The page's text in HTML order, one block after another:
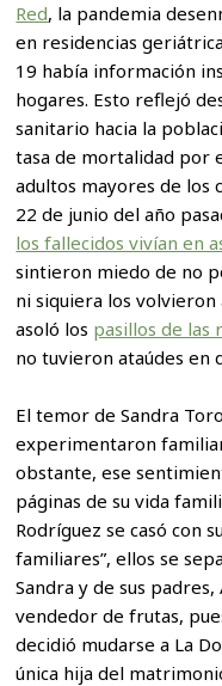
Red, la pandemia
en residencias
19 había información
hogares. Esto reflejó
sanitario hacia la
tasa de mortalidad por
adultos mayores de los
22 de junio del año
los fallecidos vivían en
sintieron miedo de no
ni siquiera los
asoló los pasillos de las
no tuvieron ataúdes en
El temor de Sandra
experimentaron
obstante, ese
páginas de su vida
Rodríguez se casó con
familiares”, ellos se
Sandra y de sus
vendedor de frutas,
decidió mudarse a La
única hija del